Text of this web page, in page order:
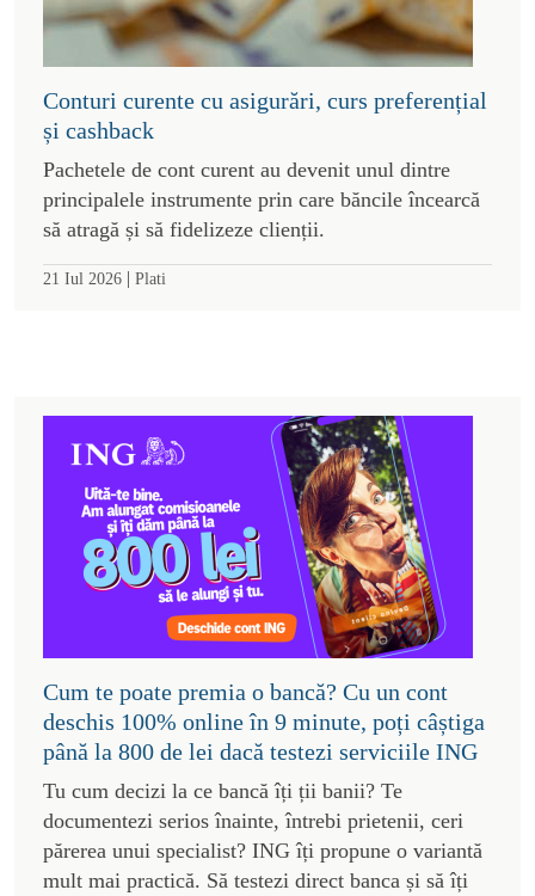
Conturi curente cu asigurări, curs preferențial
și cashback
Pachetele de cont curent au devenit unul dintre
principalele instrumente prin care băncile încearcă
să atragă și să fidelizeze clienții.
21 Iul 2026 | Plati
Cum te poate premia o bancă? Cu un cont
deschis 100% online în 9 minute, poți câștiga
până la 800 de lei dacă testezi serviciile ING
Tu cum decizi la ce bancă îți ții banii? Te
documentezi serios înainte, întrebi prietenii, ceri
părerea unui specialist? ING îți propune o variantă
mult mai practică. Să testezi direct banca și să îți